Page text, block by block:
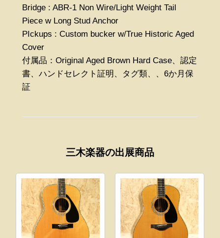
Bridge : ABR-1 Non Wire/Light Weight Tail
Piece w Long Stud Anchor
PIckups : Custom bucker w/True Historic Aged
Cover
付属品：Original Aged Brown Hard Case、認定
書、ハンドセレクト証明、タグ類、、6か月保
証
三木楽器の出展商品